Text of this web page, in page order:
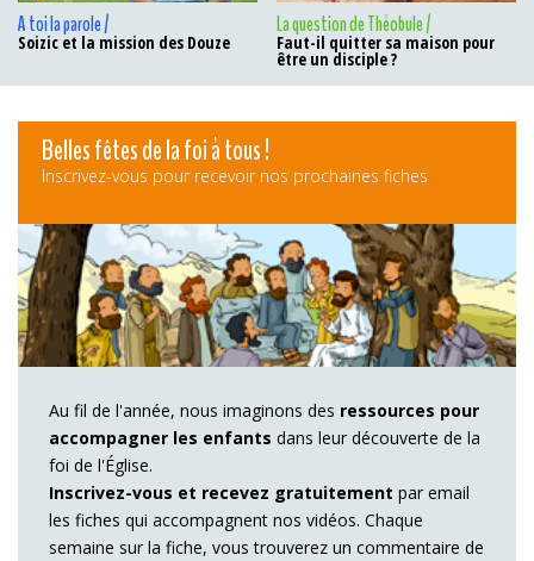
A toi la parole /
Soizic et la mission des Douze
La question de Théobule /
Faut-il quitter sa maison pour
être un disciple ?
Belles fêtes de la foi à tous !
Inscrivez-vous pour recevoir nos prochaines fiches
Au fil de l'année, nous imaginons des ressources pour
accompagner les enfants dans leur découverte de la
foi de l'Église.
Inscrivez-vous et recevez gratuitement par email
les fiches qui accompagnent nos vidéos. Chaque
semaine sur la fiche, vous trouverez un commentaire de